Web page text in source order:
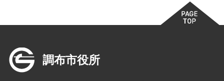
調布市役所